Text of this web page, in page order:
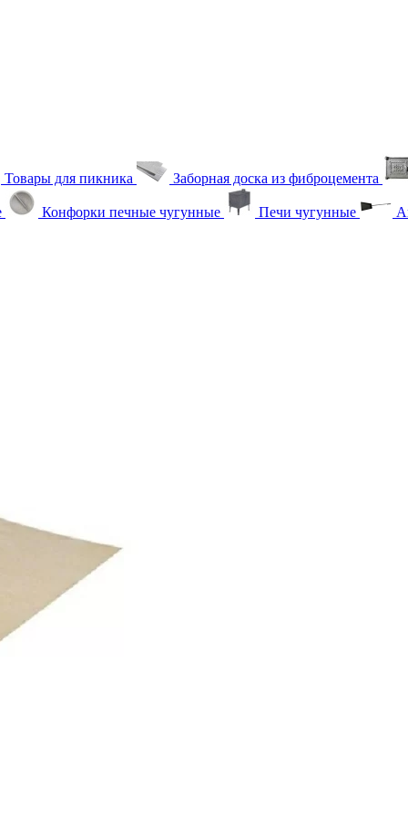
Товары для пикника Заборная доска из фиброцемента
Конфорки печные чугунные Печи чугунные